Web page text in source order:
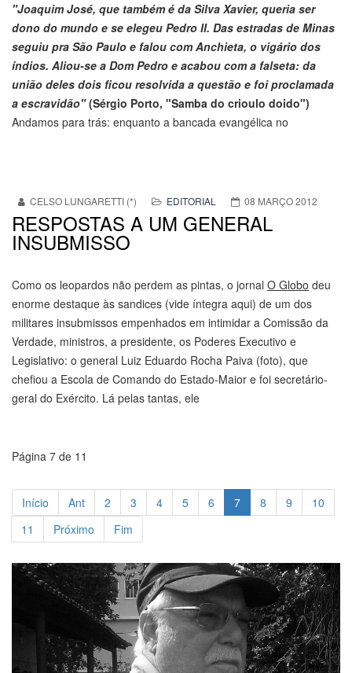
"Joaquim José, que também é da Silva Xavier, queria ser
dono do mundo e se elegeu Pedro II. Das estradas de Minas
seguiu pra São Paulo e falou com Anchieta, o vigário dos
índios. Aliou-se a Dom Pedro e acabou com a falseta: da
união deles dois ficou resolvida a questão e foi proclamada
a escravidão"(Sérgio Porto, "Samba do crioulo doido")
Andamos para trás: enquanto a bancada evangélica no
CELSO LUNGARETTI (*) EDITORIAL 08 MARÇO 2012
RESPOSTAS A UM GENERAL
INSUBMISSO
Como os leopardos não perdem as pintas, o jornal O Globo deu
enorme destaque às sandices (vide íntegra aqui) de um dos
militares insubmissos empenhados em intimidar a Comissão da
Verdade, ministros, a presidente, os Poderes Executivo e
Legislativo: o general Luiz Eduardo Rocha Paiva (foto), que
chefiou a Escola de Comando do Estado-Maior e foi secretário-
geral do Exército. Lá pelas tantas, ele
Página 7 de 11
Início Ant 2 3 4 5 6 7 8 9
10
11
Próximo Fim